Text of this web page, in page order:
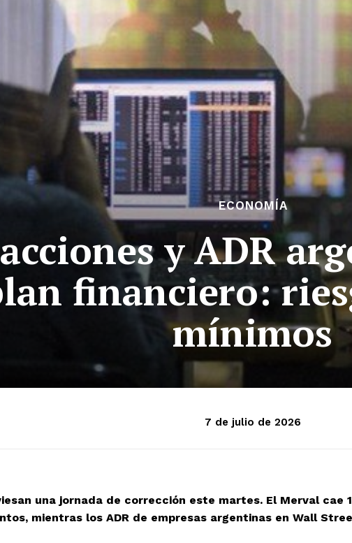
ECONOMÍA
y ADR
financiero:
mínimos
7 de julio de 2026
una jornada de corrección este martes. El Merval cae
mientras los ADR de empresas argentinas en Wall